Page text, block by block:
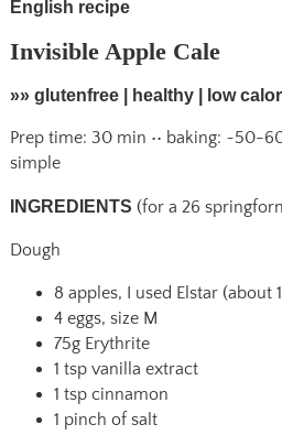
English recipe
Invisible Apple Cale
»» glutenfree | healthy | low
Prep time: 30 min •• baking: ~50-
simple
INGREDIENTS (for a 26
Dough
8 apples, I used Elstar (about
4 eggs, size M
75g Erythrite
1 tsp vanilla extract
1 tsp cinnamon
1 pinch of salt